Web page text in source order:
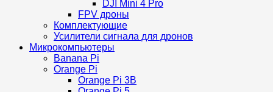
DJI Mini 4 Pro
FPV дроны
Комплектующие
Усилители сигнала для дронов
Микрокомпьютеры
Banana Pi
Orange Pi
Orange Pi 3B